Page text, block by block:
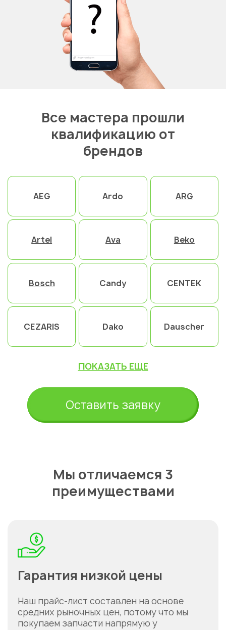
Все мастера прошли
квалификацию от
брендов
AEG Ardo ARG
Artel Ava Beko
Bosch Candy CENTEK
CEZARIS Dako Dauscher
ПОКАЗАТЬ ЕЩЕ
Оставить заявку
Мы отличаемся 3
преимуществами
Гарантия низкой цены
Наш прайс-лист составлен на основе
средних рыночных цен, потому что мы
покупаем запчасти напрямую у